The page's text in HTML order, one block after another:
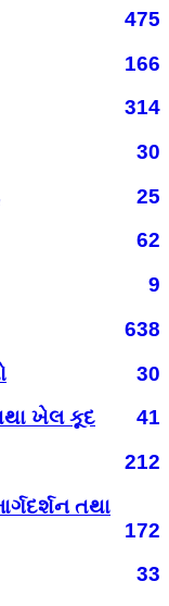
475
166
314
30
25
62
9
638
30
ખેલ કૂદ
41
212
તથા
172
33